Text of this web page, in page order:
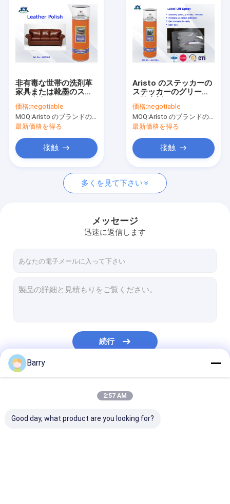
わたしたち に つい て
News
生地のスプレー式塗料
落書きのスプレー式塗料
アクリルのスプレー塗料
マーキング スプレー
フェルト ペン
電気洗剤のスプレー
ポリウレタン発泡スプレー
シリコーン系シール剤
非有毒な世帯の洗剤革
家具または靴墨のスプ
価格:negotiable
MOQ:Aristo のブランドのための 6000pcs、顧客のブランドのための 15000pcs
最新価格を得る
接触
Aristo のステッカーの
ステッカーのグリース
のスプレーを離れた魔
法の染み落としのラベ
ル
価格:negotiable
MOQ:Aristo のブランドのための 6000pcs、顧客のブランドのための 15000pcs
最新価格を得る
接触
多くを見て下さい
メッセージ
迅速に返信します
続行
Barry
2:57 AM
Good day, what product are you looking for?